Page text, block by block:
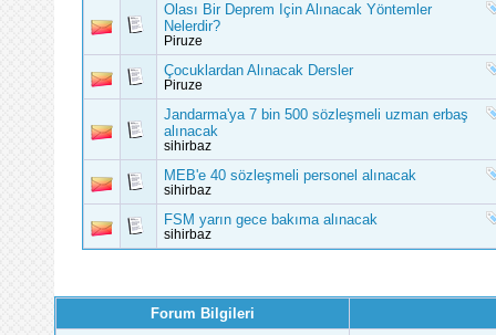
Olası Bir Deprem Için Alınacak Yöntemler
Nelerdir?
Piruze
Çocuklardan Alınacak Dersler
Piruze
Jandarma'ya 7 bin 500 sözleşmeli uzman erbaş
alınacak
sihirbaz
MEB'e 40 sözleşmeli personel alınacak
sihirbaz
FSM yarın gece bakıma alınacak
sihirbaz
Forum Bilgileri